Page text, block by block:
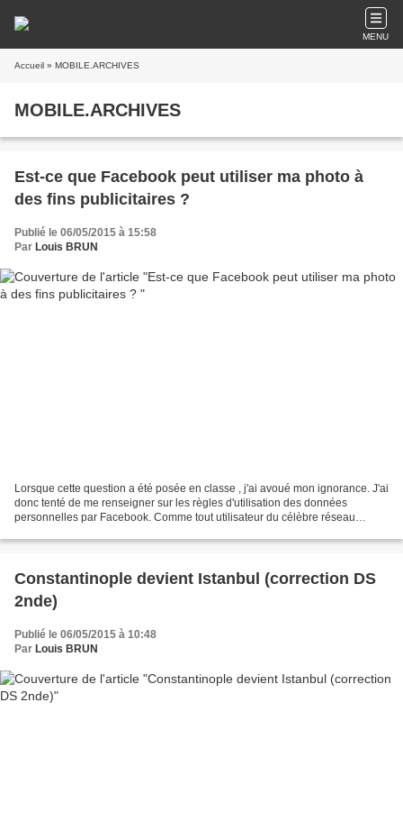
MENU
Accueil » MOBILE.ARCHIVES
MOBILE.ARCHIVES
Est-ce que Facebook peut utiliser ma photo à
des fins publicitaires ?
Publié le 06/05/2015 à 15:58
Par Louis BRUN
Lorsque cette question a été posée en classe , j'ai avoué mon ignorance. J'ai
donc tenté de me renseigner sur les règles d'utilisation des données
personnelles par Facebook. Comme tout utilisateur du célèbre réseau
Constantinople devient Istanbul (correction DS
2nde)
Publié le 06/05/2015 à 10:48
Par Louis BRUN